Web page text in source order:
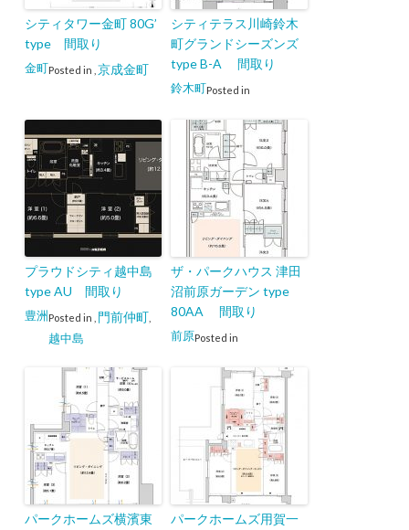
シティタワー金町 80G’
type 間取り
Posted in
金町 京成金町
シティテラス川崎鈴木
町グランドシーズンズ
type B-A 間取り
Posted in
鈴木町
プラウドシティ越中島
type AU 間取り
Posted in
豊洲 門前仲町
越中島
ザ・パークハウス 津田
沼前原ガーデン type
80AA 間取り
Posted in
前原
パークホームズ横濱東
パークホームズ用賀一